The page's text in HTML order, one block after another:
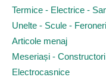
Termice - Electrice -
Unelte - Scule -
Articole menaj
Meseriași - Constructori
Electrocasnice